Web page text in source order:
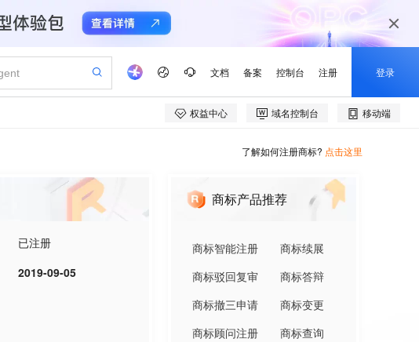
了解如何注册商标? 点击这里
已注册
2019-09-05
商标产品推荐
商标智能注册
商标续展
商标驳回复审
商标答辩
商标撤三申请
商标变更
商标顾问注册
商标查询